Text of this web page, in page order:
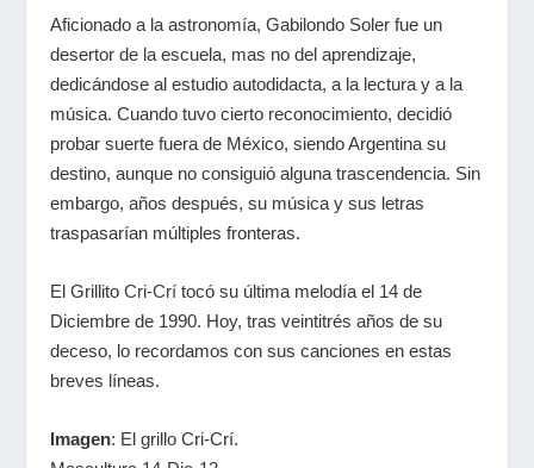
Aficionado a la astronomía, Gabilondo Soler fue un
desertor de la escuela, mas no del aprendizaje,
dedicándose al estudio autodidacta, a la lectura y a la
música. Cuando tuvo cierto reconocimiento, decidió
probar suerte fuera de México, siendo Argentina su
destino, aunque no consiguió alguna trascendencia. Sin
embargo, años después, su música y sus letras
traspasarían múltiples fronteras.
El GrillitoCri-Crí tocó su última melodía el 14 de
Diciembre de 1990. Hoy, tras veintitrés años de su
deceso, lo recordamos con sus canciones en estas
breves líneas.
Imagen: El grillo Cri-Crí.